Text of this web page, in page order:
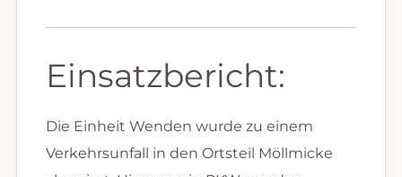
Einsatzbericht:
Die Einheit Wenden wurde zu einem
Verkehrsunfall in den Ortsteil Möllmicke